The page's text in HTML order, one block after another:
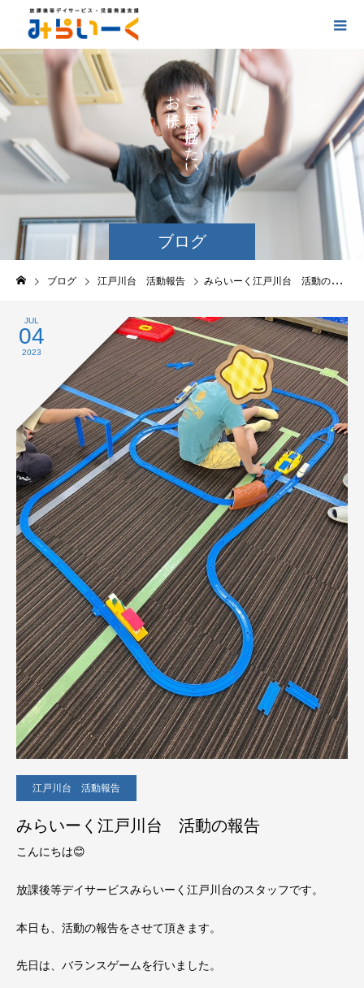
ブログ
ご
に
け
た
い
お
の
の
ブログ 江戸川台 活動報告 みらいーく江戸川台 活動の報告
JUL
04
2023
江戸川台 活動報告
みらいーく江戸川台 活動の報告
こんにちは😊
放課後等デイサービスみらいーく江戸川台のスタッフです。
本日も、活動の報告をさせて頂きます。
先日は、バランスゲームを行いました。